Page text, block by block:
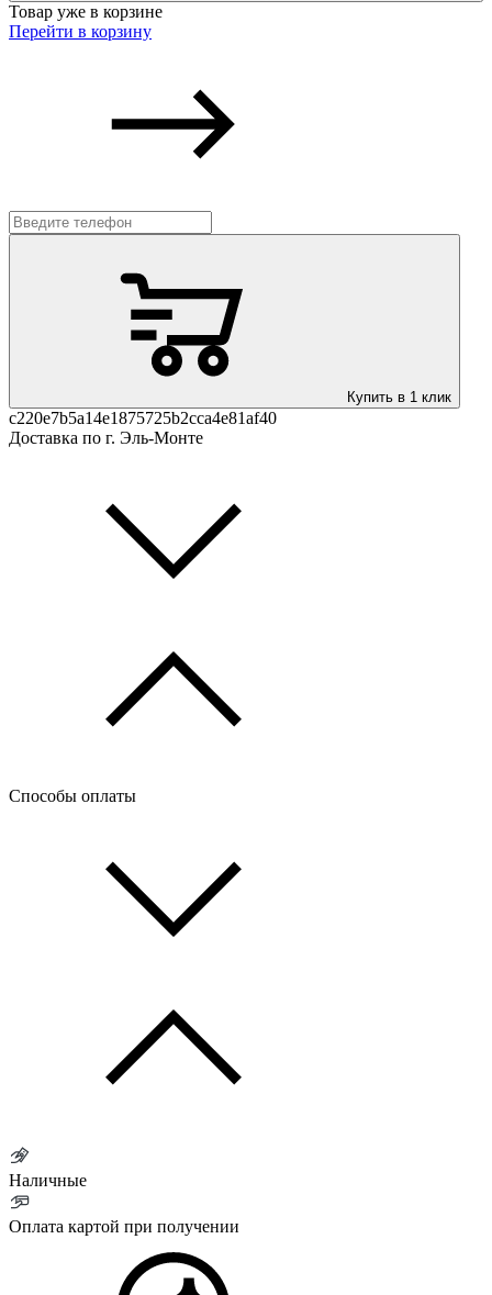
Товар уже в корзине
Перейти в корзину
Купить в 1 клик
c220e7b5a14e1875725b2cca4e81af40
Доставка по г. Эль-Монте
Способы оплаты
Наличные
Оплата картой при получении